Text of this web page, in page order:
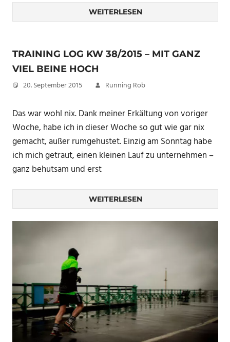
WEITERLESEN
TRAINING LOG KW 38/2015 – MIT GANZ
VIEL BEINE HOCH
20. September 2015 Running Rob
Das war wohl nix. Dank meiner Erkältung von voriger
Woche, habe ich in dieser Woche so gut wie gar nix
gemacht, außer rumgehustet. Einzig am Sonntag habe
ich mich getraut, einen kleinen Lauf zu unternehmen –
ganz behutsam und erst
WEITERLESEN